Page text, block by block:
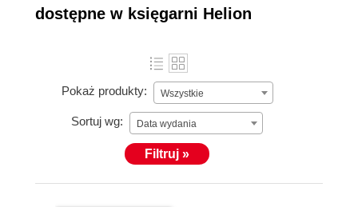
dostępne w księgarni Helion
Pokaż produkty: Wszystkie
Sortuj wg: Data wydania
Filtruj »